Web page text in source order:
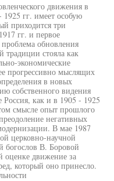
движения в
1925 гг. имеет особую
приходится три
гг. и первое
обновления
традиции стояла как
экономические
прогрессивно мыслящих
в новых
собственного видения
как и в 1905 - 1925
смысле опыт прошлого
негативных
В мае 1987
церковно-научной
богослов В. Боровой
оценке движение за
который оно принесло.